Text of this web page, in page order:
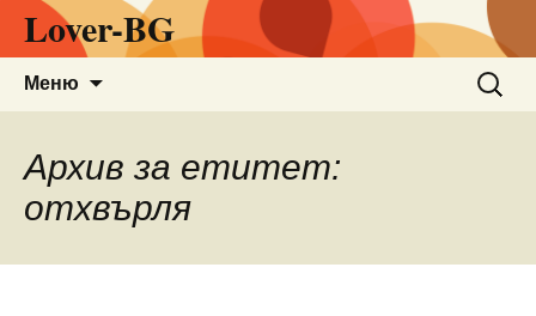
Lover-BG
Меню
за:
Архив за етитет:
отхвърля